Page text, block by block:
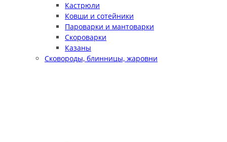
Кастрюли
Ковши и сотейники
Пароварки и мантоварки
Скороварки
Казаны
Сковороды, блинницы, жаровни